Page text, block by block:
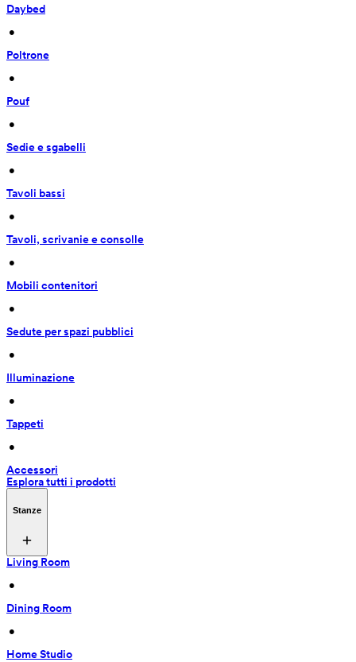
Daybed
•
Poltrone
•
Pouf
•
Sedie e sgabelli
•
Tavoli bassi
•
Tavoli, scrivanie e consolle
•
Mobili contenitori
•
Sedute per spazi pubblici
•
Illuminazione
•
Tappeti
•
Accessori
Esplora tutti i prodotti
Stanze
Living Room
•
Dining Room
•
Home Studio